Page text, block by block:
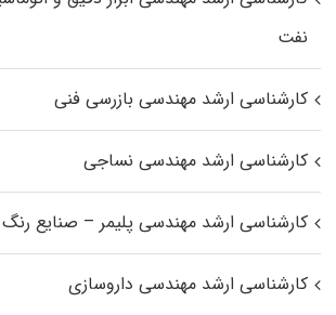
نفت
کارشناسی ارشد مهندسی بازرسی فنی
کارشناسی ارشد مهندسی نساجی
کارشناسی ارشد مهندسی پلیمر – صنایع رنگ
کارشناسی ارشد مهندسی داروسازی